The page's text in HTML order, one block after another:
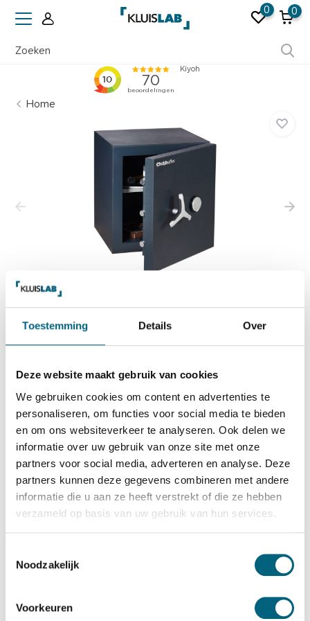
Toestemming Details Over
Deze website maakt gebruik van cookies
We gebruiken cookies om content en advertenties te
personaliseren, om functies voor social media te bieden
en om ons websiteverkeer te analyseren. Ook delen we
informatie over uw gebruik van onze site met onze
partners voor social media, adverteren en analyse. Deze
partners kunnen deze gegevens combineren met andere
informatie die u aan ze heeft verstrekt of die ze hebben
verzameld op basis van uw gebruik van hun services.
Noodzakelijk
Voorkeuren
0 0
Home
Chubbsafes
Chubbsafes ProGuard G3 65
3.199,-
Op voorraad: .
Bekijk de reviews
Hoogstaande officieel ECB-S gecertificeerde brand- en
inbraakwerende kluis in de klasse 3 / grade III / CEN 3
conform EN 1143-1. Standaard uitgevoerd met een
sleutelslot, optioneel te vervangen voor een electronisch
Betrouwbaar & veilig betalen